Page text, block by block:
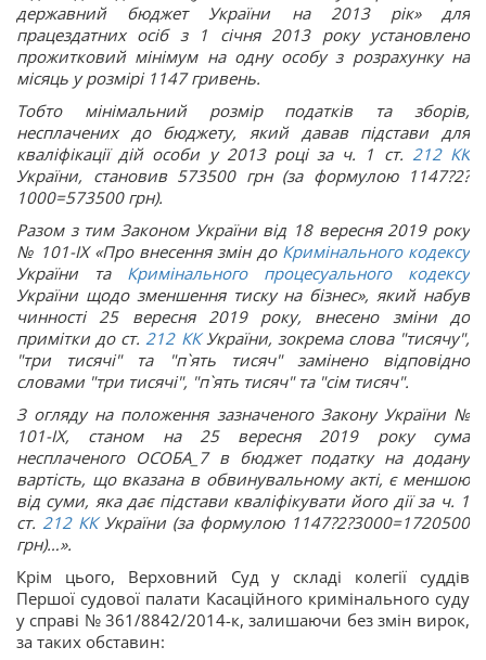
державний бюджет України на 2013 рік» для
працездатних осіб з 1 січня 2013 року установлено
прожитковий мінімум на одну особу з розрахунку на
місяць у розмірі 1147 гривень.
Тобто мінімальний розмір податків та зборів,
несплачених до бюджету, який давав підстави для
кваліфікації дій особи у 2013 році за ч. 1 ст. 212 КК
України, становив 573500 грн (за формулою 1147?2?
1000=573500 грн).
Разом з тим Законом України від 18 вересня 2019 року
№ 101-IX «Про внесення змін до Кримінального кодексу
України та Кримінального процесуального кодексу
України щодо зменшення тиску на бізнес», який набув
чинності 25 вересня 2019 року, внесено зміни до
примітки до ст. 212 ККУкраїни, зокрема слова "тисячу",
"три тисячі" та "п`ять тисяч" замінено відповідно
словами "три тисячі", "п`ять тисяч" та "сім тисяч".
З огляду на положення зазначеного Закону України №
101-IX, станом на 25 вересня 2019 року сума
несплаченого ОСОБА_7 в бюджет податку на додану
вартість, що вказана в обвинувальному акті, є меншою
від суми, яка дає підстави кваліфікувати його дії за ч. 1
ст. 212 ККУкраїни (за формулою 1147?2?3000=1720500
грн)…».
Крім цього, Верховний Суд у складі колегії суддів
Першої судової палати Касаційного кримінального суду
у справі № 361/8842/2014-к, залишаючи без змін вирок,
за таких обставин: